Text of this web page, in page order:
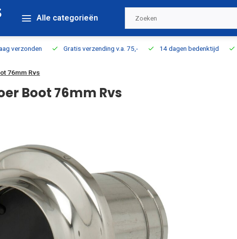
Alle categorieën
verzonden Gratis verzending v.a. 75,- 14 dagen bedenktijd
76mm Rvs
Boot 76mm Rvs